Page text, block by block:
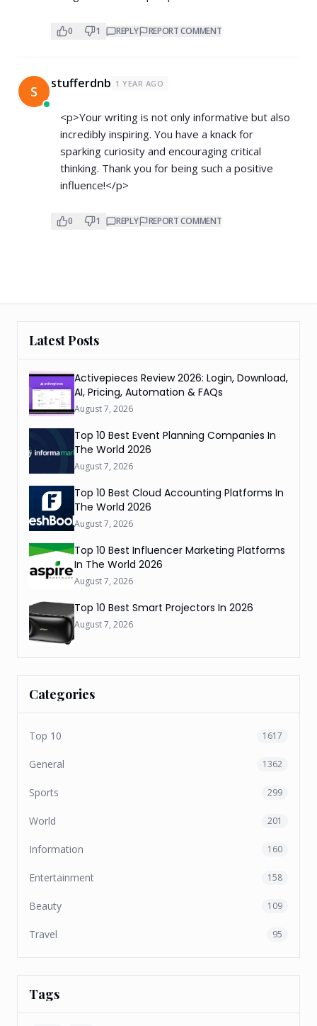
0 1 REPLY REPORT COMMENT
S stufferdnb 1 YEAR AGO
<p>Your writing is not only informative but also
incredibly inspiring. You have a knack for
sparking curiosity and encouraging critical
thinking. Thank you for being such a positive
influence!</p>
0 1 REPLY REPORT COMMENT
Latest Posts
Activepieces Review 2026: Login, Download,
AI, Pricing, Automation & FAQs
August 7, 2026
Top 10 Best Event Planning Companies In
The World 2026
August 7, 2026
Top 10 Best Cloud Accounting Platforms In
The World 2026
August 7, 2026
Top 10 Best Influencer Marketing Platforms
In The World 2026
August 7, 2026
Top 10 Best Smart Projectors In 2026
August 7, 2026
Categories
Top 10 1617
General 1362
Sports 299
World 201
Information 160
Entertainment 158
Beauty 109
Travel 95
Tags